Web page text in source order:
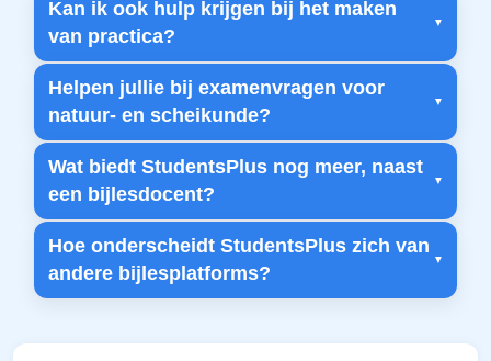
Kan ik ook hulp krijgen bij het maken
van practica?
Helpen jullie bij examenvragen voor
natuur- en scheikunde?
Wat biedt StudentsPlus nog meer, naast
een bijlesdocent?
Hoe onderscheidt StudentsPlus zich van
andere bijlesplatforms?